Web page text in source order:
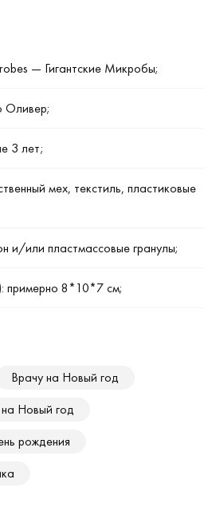
— Гигантские Микробы;
Оливер;
3 лет;
мех, текстиль, пластиковые
и/или пластмассовые гранулы;
8*10*7 см;
Врачу на Новый год
Новый год
рождения